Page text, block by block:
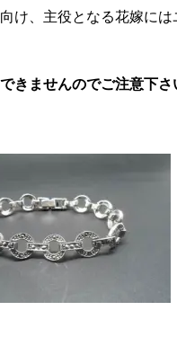
け、主役となる花嫁に
きませんのでご注意下さ